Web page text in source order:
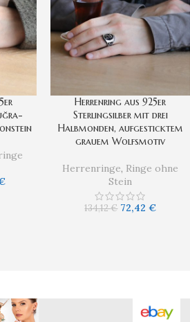
Herrenring aus 925er
Sterlingsilber mit drei
Halbmonden, aufgesticktem
grauem Wolfsmotiv
Herrenringe, Ringe ohne
Stein
134,12€ 72,42€